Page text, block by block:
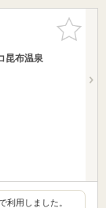
お気に入
りに追加
昆布温泉
利用しました。